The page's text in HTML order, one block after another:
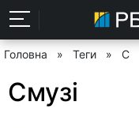
Головна » Теги » С
Смузі